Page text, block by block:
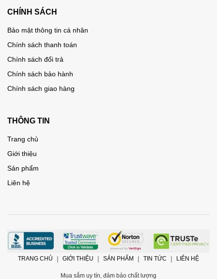
CHÍNH SÁCH
Bảo mật thông tin cá nhân
Chính sách thanh toán
Chính sách đổi trả
Chính sách bảo hành
Chính sách giao hàng
THÔNG TIN
Trang chủ
Giới thiệu
Sản phẩm
Liên hệ
TRANG CHỦ GIỚI THIỆU SẢN PHẨM TIN TỨC LIÊN HỆ
Mua sắm uy tín, đảm bảo chất lượng